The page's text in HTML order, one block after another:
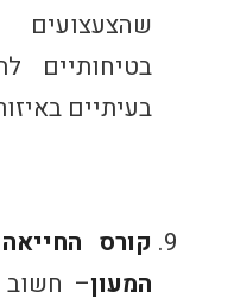
בטיחותיים
בעיתיים
קורס
המעון– חשוב